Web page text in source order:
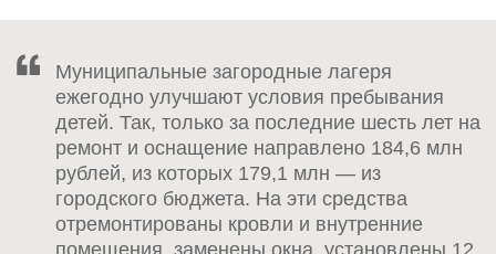
Муниципальные загородные лагеря
ежегодно улучшают условия пребывания
детей. Так, только за последние шесть лет на
ремонт и оснащение направлено 184,6 млн
рублей, из которых 179,1 млн — из
городского бюджета. На эти средства
отремонтированы кровли и внутренние